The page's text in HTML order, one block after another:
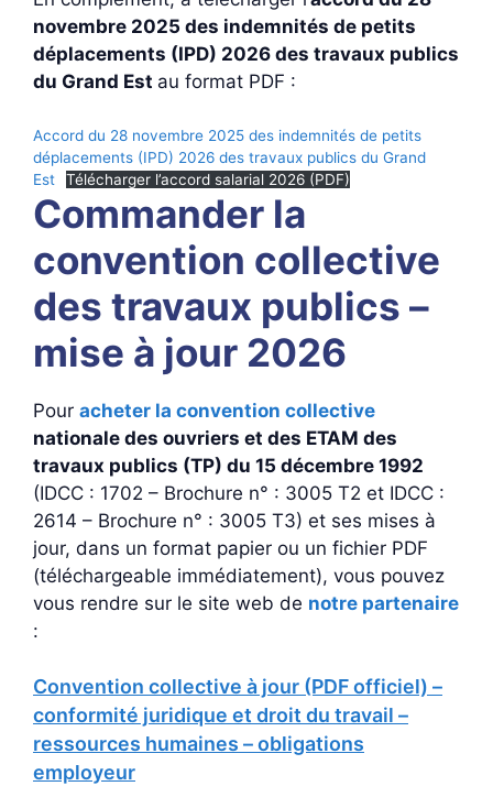
novembre 2025 des indemnités de petits
déplacements (IPD) 2026 des travaux publics
du Grand Est au format PDF :
Accord du 28 novembre 2025 des indemnités de petits
déplacements (IPD) 2026 des travaux publics du Grand
Est
Télécharger l’accord salarial 2026 (PDF)
Commander la
convention collective
des travaux publics –
mise à jour 2026
Pour acheter la convention collective
nationale des ouvriers et des ETAM des
travaux publics (TP) du 15 décembre 1992
(IDCC : 1702 – Brochure n° : 3005 T2 et IDCC :
2614 – Brochure n° : 3005 T3) et ses mises à
jour, dans un format papier ou un fichier PDF
(téléchargeable immédiatement), vous pouvez
vous rendre sur le site web de notre partenaire
:
Convention collective à jour (PDF officiel) –
conformité juridique et droit du travail –
ressources humaines – obligations
employeur